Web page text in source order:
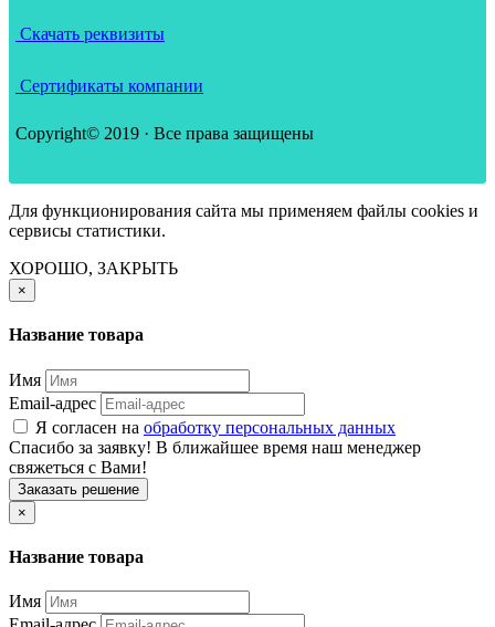
Скачать реквизиты
Сертификаты компании
Copyright© 2019 · Все права защищены
Для функционирования сайта мы применяем файлы cookies и
сервисы статистики.
ХОРОШО, ЗАКРЫТЬ
×
Название товара
Имя
Email-адрес
Я согласен на обработку персональных данных
Спасибо за заявку! В ближайшее время наш менеджер
свяжеться с Вами!
Заказать решение
×
Название товара
Имя